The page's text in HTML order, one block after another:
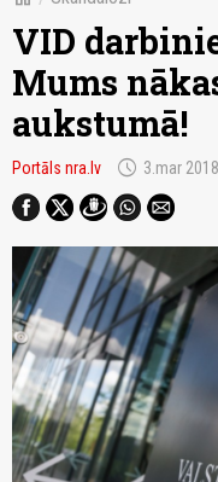
VID
Mums
aukstumā!
Portāls nra.lv schedule 3.mar 2018